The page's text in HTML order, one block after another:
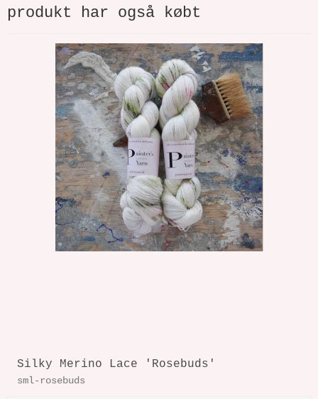
produkt har også købt
Silky Merino Lace 'Rosebuds'
sml-rosebuds